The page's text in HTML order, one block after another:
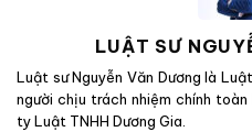
LUẬT SƯ
Luật sư Nguyễn Văn Dương là
người chịu trách nhiệm chính
ty Luật TNHH Dương Gia.